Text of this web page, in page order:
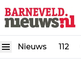
Nieuws 112